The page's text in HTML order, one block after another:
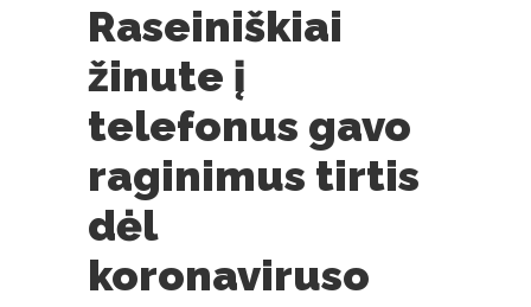
Raseiniškiai
žinute į
telefonus gavo
raginimus tirtis
dėl
koronaviruso